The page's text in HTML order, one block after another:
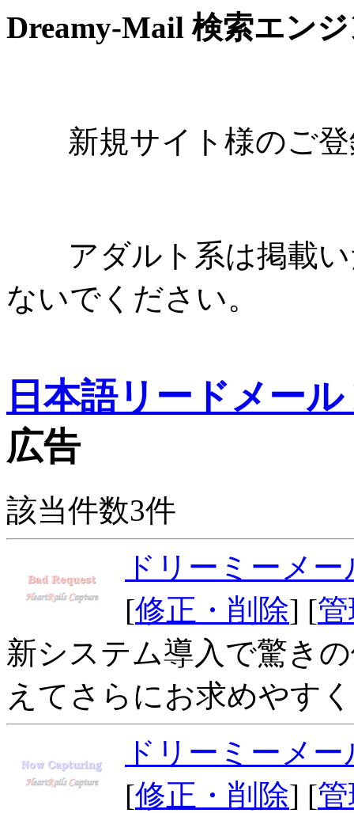
Dreamy-Mail 検索エン
新規サイト様のご登
アダルト系は掲載い
ないでください。
日本語リードメー
広告
該当件数3件
ドリーミーメ
[修正・削除] [
新システム導入で驚き
えてさらにお求めやす
ドリーミーメ
[修正・削除] [